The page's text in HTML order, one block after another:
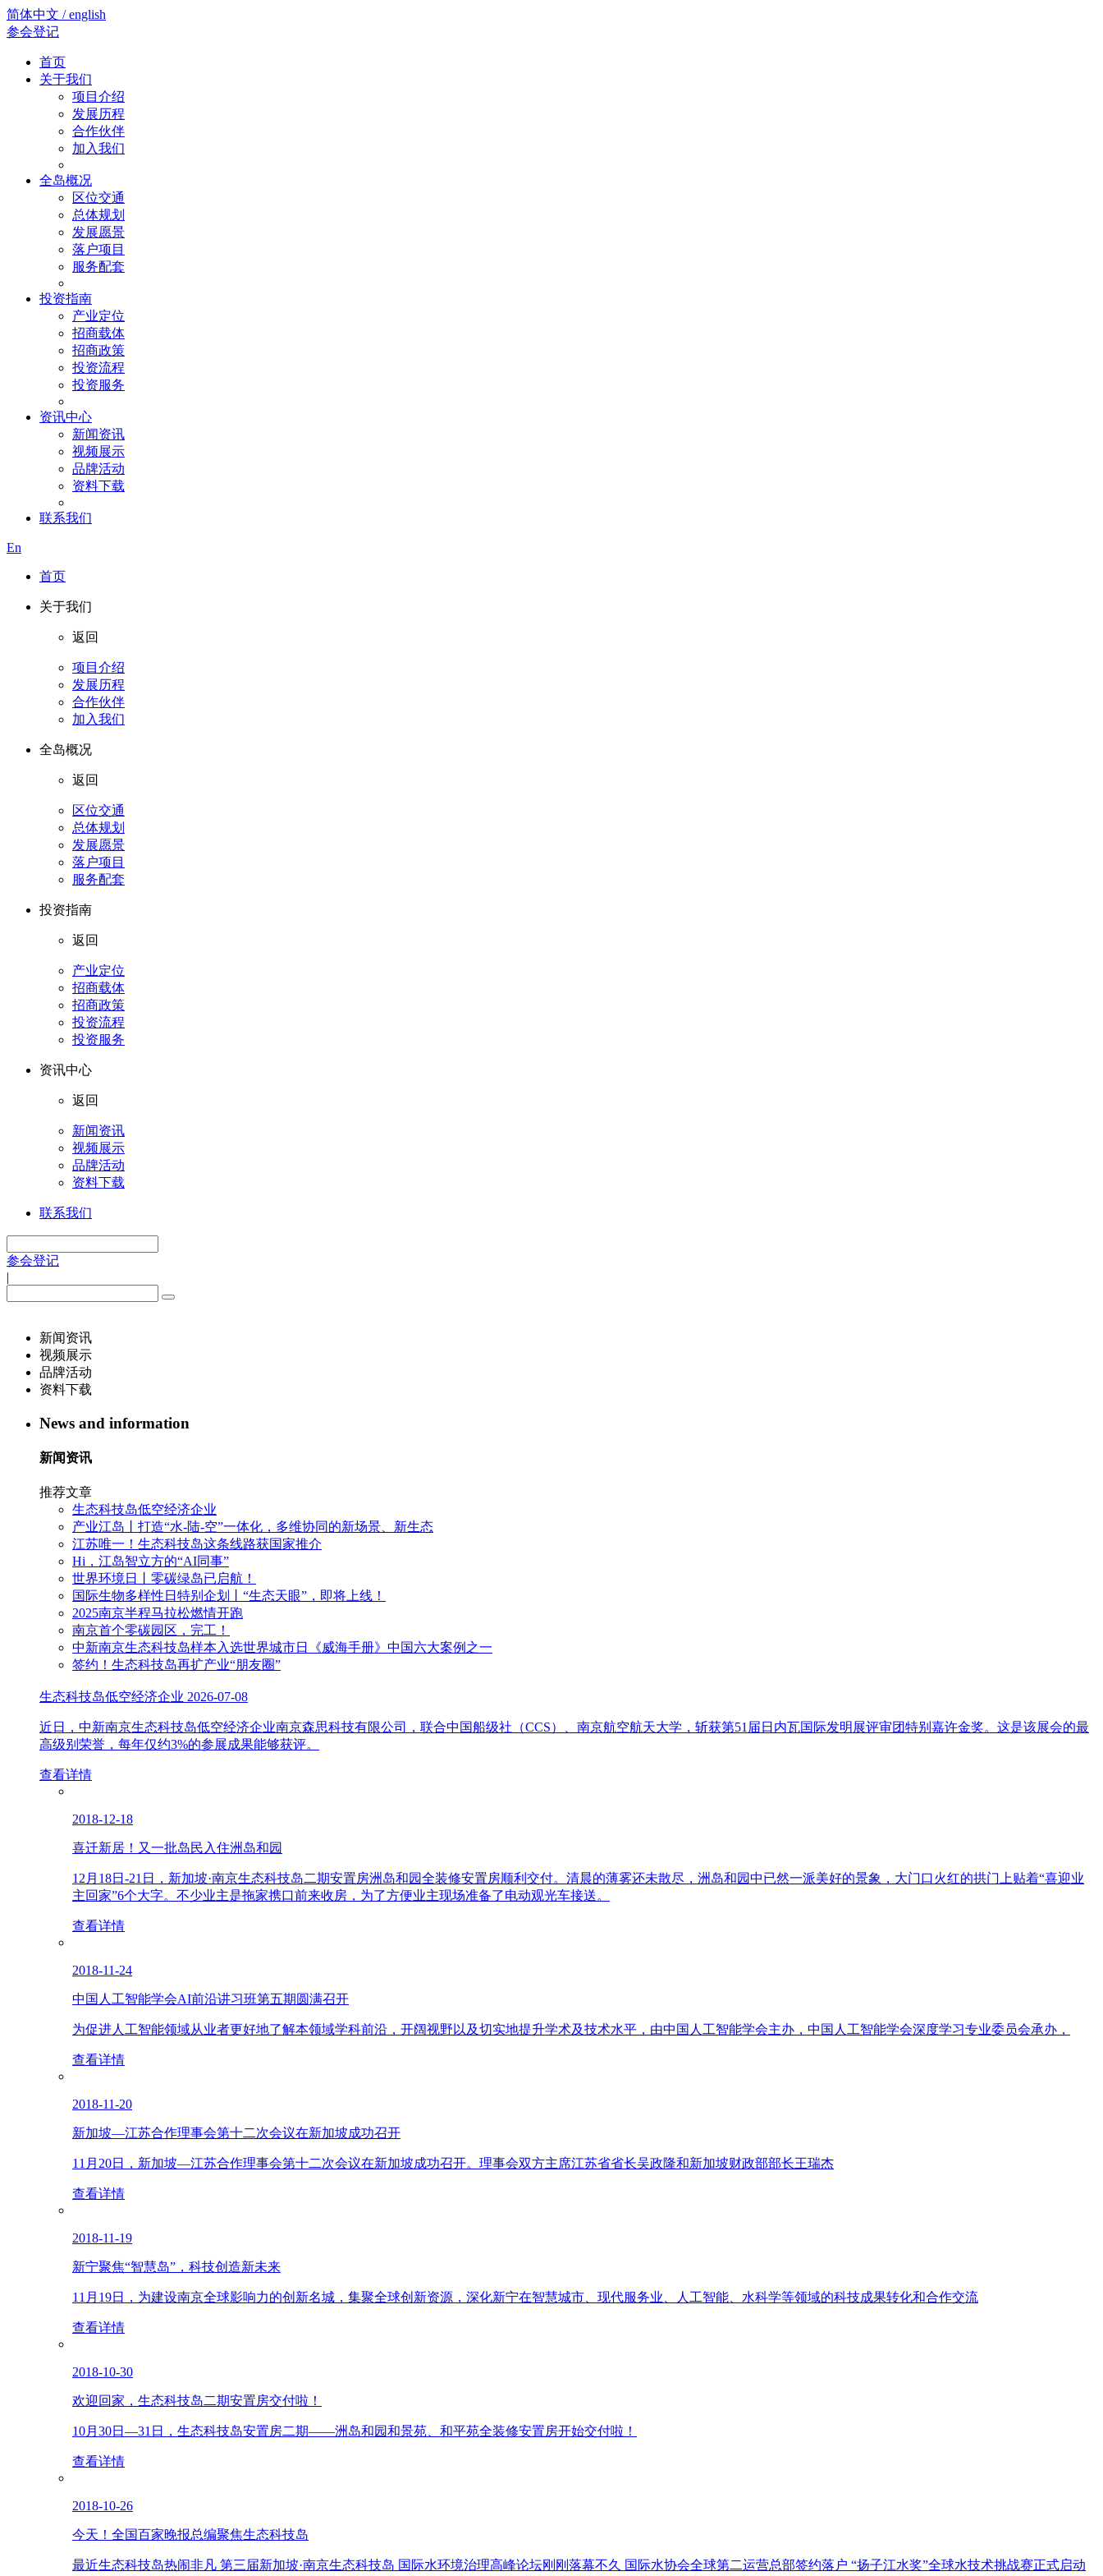
简体中文 / english
参会登记
首页
关于我们
项目介绍
发展历程
合作伙伴
加入我们
全岛概况
区位交通
总体规划
发展愿景
落户项目
服务配套
投资指南
产业定位
招商载体
招商政策
投资流程
投资服务
资讯中心
新闻资讯
视频展示
品牌活动
资料下载
联系我们
En
首页
关于我们
返回
项目介绍
发展历程
合作伙伴
加入我们
全岛概况
返回
区位交通
总体规划
发展愿景
落户项目
服务配套
投资指南
返回
产业定位
招商载体
招商政策
投资流程
投资服务
资讯中心
返回
新闻资讯
视频展示
品牌活动
资料下载
联系我们
参会登记
|
新闻资讯
视频展示
品牌活动
资料下载
News and information
新闻资讯
推荐文章
生态科技岛低空经济企业
产业江岛丨打造“水-陆-空”一体化，多维协同的新场景、新生态
江苏唯一！生态科技岛这条线路获国家推介
Hi，江岛智立方的“AI同事”
世界环境日丨零碳绿岛已启航！
国际生物多样性日特别企划丨“生态天眼”，即将上线！
2025南京半程马拉松燃情开跑
南京首个零碳园区，完工！
中新南京生态科技岛样本入选世界城市日《威海手册》中国六大案例之一
签约！生态科技岛再扩产业“朋友圈”
生态科技岛低空经济企业 2026-07-08
近日，中新南京生态科技岛低空经济企业南京森思科技有限公司，联合中国船级社（CCS）、南京航空航天大学，斩获第51届日内瓦国际发明展评审团特别嘉许金奖。这是该展会的最
高级别荣誉，每年仅约3%的参展成果能够获评。
查看详情
2018-12-18
喜迁新居！又一批岛民入住洲岛和园
12月18日-21日，新加坡·南京生态科技岛二期安置房洲岛和园全装修安置房顺利交付。清晨的薄雾还未散尽，洲岛和园中已然一派美好的景象，大门口火红的拱门上贴着“喜迎业
主回家”6个大字。不少业主是拖家携口前来收房，为了方便业主现场准备了电动观光车接送。
查看详情
2018-11-24
中国人工智能学会AI前沿讲习班第五期圆满召开
为促进人工智能领域从业者更好地了解本领域学科前沿，开阔视野以及切实地提升学术及技术水平，由中国人工智能学会主办，中国人工智能学会深度学习专业委员会承办，
查看详情
2018-11-20
新加坡—江苏合作理事会第十二次会议在新加坡成功召开
11月20日，新加坡—江苏合作理事会第十二次会议在新加坡成功召开。理事会双方主席江苏省省长吴政隆和新加坡财政部部长王瑞杰
查看详情
2018-11-19
新宁聚焦“智慧岛”，科技创造新未来
11月19日，为建设南京全球影响力的创新名城，集聚全球创新资源，深化新宁在智慧城市、现代服务业、人工智能、水科学等领域的科技成果转化和合作交流
查看详情
2018-10-30
欢迎回家，生态科技岛二期安置房交付啦！
10月30日—31日，生态科技岛安置房二期——洲岛和园和景苑、和平苑全装修安置房开始交付啦！
查看详情
2018-10-26
今天！全国百家晚报总编聚焦生态科技岛
最近生态科技岛热闹非凡 第三届新加坡·南京生态科技岛 国际水环境治理高峰论坛刚刚落幕不久 国际水协会全球第二运营总部签约落户 “扬子江水奖”全球水技术挑战赛正式启动